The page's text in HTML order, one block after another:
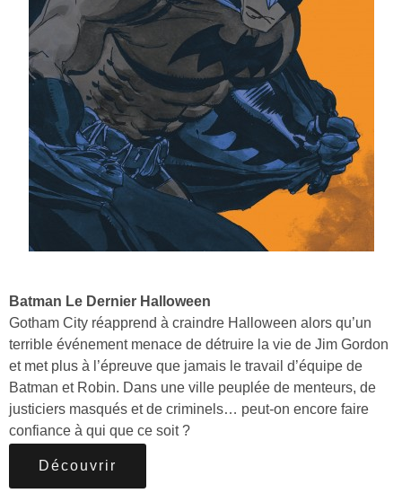
Batman Le Dernier Halloween
Gotham City réapprend à craindre Halloween alors qu’un
terrible événement menace de détruire la vie de Jim Gordon
et met plus à l’épreuve que jamais le travail d’équipe de
Batman et Robin. Dans une ville peuplée de menteurs, de
justiciers masqués et de criminels… peut-on encore faire
confiance à qui que ce soit ?
Découvrir